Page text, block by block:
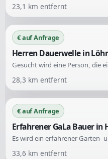
23,1 km entfernt
€ auf Anfrage
Herren Dauerwelle in
28,3 km entfernt
€ auf Anfrage
Erfahrener GaLa Bauer
33,6 km entfernt